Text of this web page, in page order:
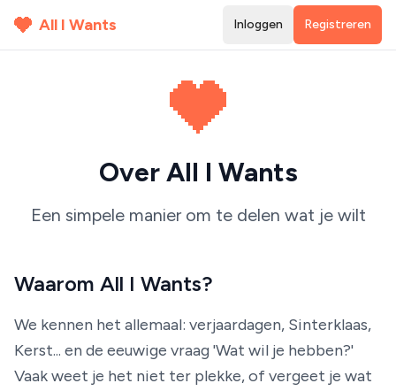
All I Wants Inloggen Registreren
Over All I Wants
Een simpele manier om te delen wat je wilt
Waarom All I Wants?
We kennen het allemaal: verjaardagen, Sinterklaas,
Kerst... en de eeuwige vraag 'Wat wil je hebben?'
Vaak weet je het niet ter plekke, of vergeet je wat